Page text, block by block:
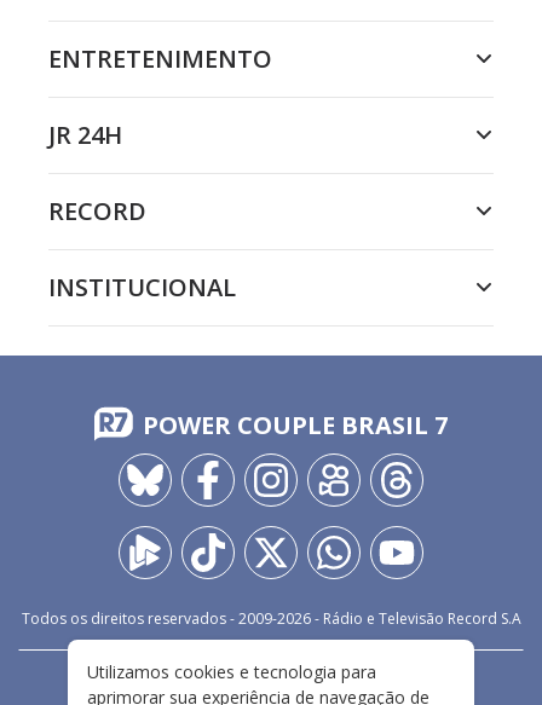
ENTRETENIMENTO
JR 24H
RECORD
INSTITUCIONAL
POWER COUPLE BRASIL 7
Todos os direitos reservados - 2009-2026- Rádio e Televisão Record S.A
FALE CONOSCO PRIVACIDADE
Utilizamos cookies e tecnologia para
aprimorar sua experiência de navegação de